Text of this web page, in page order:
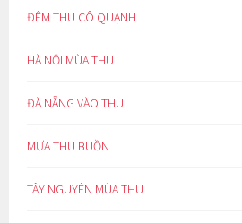
ĐÊM THU CÔ QUẠNH
HÀ NỘI MÙA THU
ĐÀ NẴNG VÀO THU
MƯA THU BUỒN
TÂY NGUYÊN MÙA THU